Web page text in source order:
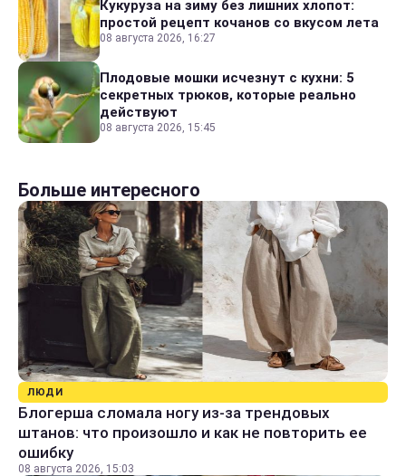
Кукуруза на зиму без лишних хлопот:
простой рецепт кочанов со вкусом лета
08 августа 2026, 16:27
Плодовые мошки исчезнут с кухни: 5
секретных трюков, которые реально
действуют
08 августа 2026, 15:45
Больше интересного
ЛЮДИ
Блогерша сломала ногу из-за трендовых
штанов: что произошло и как не повторить ее
ошибку
08 августа 2026, 15:03